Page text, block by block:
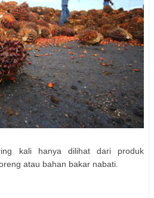
kali hanya dilihat dari produk
atau bahan bakar nabati.